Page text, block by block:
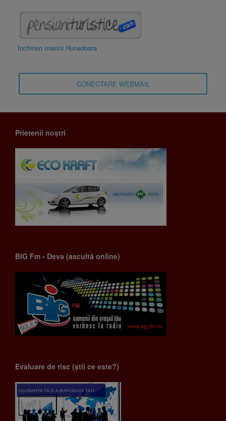
Inchirieri masini Hunedoara
CONECTARE WEBMAIL
Prietenii noștri
BIG Fm - Deva (ascultă online)
Evaluare de risc (știi ce este?)